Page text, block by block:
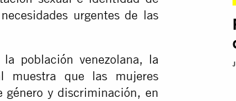
urgentes de las
población venezolana, la
muestra que las mujeres
género y discriminación, en